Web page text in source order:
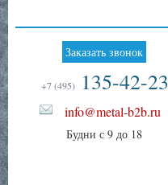
Заказать звонок
+7 (495) 135-42-23
info@metal-b2b.ru
Будни с 9 до 18